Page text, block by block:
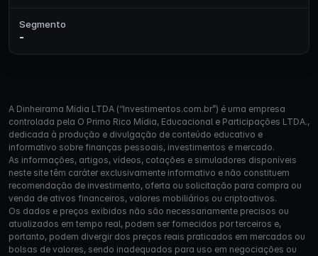
Segmento
-
A Dinheirama Mídia LTDA (“Investimentos.com.br”) é uma empresa
controlada pela O Primo Rico Mídia, Educacional e Participações LTDA.,
dedicada à produção e divulgação de conteúdo educativo e
informativo sobre finanças pessoais, investimentos e mercado.
As informações, artigos, vídeos, cotações e simuladores disponíveis
neste site têm caráter exclusivamente informativo e não constituem
recomendação de investimento, oferta ou solicitação para compra ou
venda de ativos financeiros, valores mobiliários ou criptoativos.
Os dados e preços exibidos não são necessariamente precisos ou
atualizados em tempo real, podem ser fornecidos por terceiros e,
portanto, podem divergir dos preços reais praticados em mercados ou
bolsas de valores, sendo inadequados para uso em negociações ou